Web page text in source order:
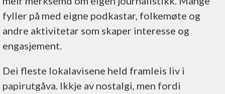
fyller på med eigne podkastar, folkemøte og
andre aktivitetar som skaper interesse og
engasjement.
Dei fleste lokalavisene held framleis liv i
papirutgåva. Ikkje av nostalgi, men fordi